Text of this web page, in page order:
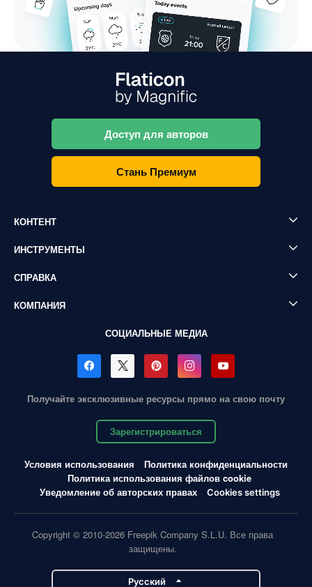
Доступ для авторов
Стань Премиум
КОНТЕНТ
ИНСТРУМЕНТЫ
СПРАВКА
КОМПАНИЯ
СОЦИАЛЬНЫЕ МЕДИА
Получайте эксклюзивные ресурсы прямо на свою почту
Зарегистрироваться
Условия использования
Политика конфиденциальности
Политика использования файлов cookie
Уведомление об авторских правах
Cookies settings
Copyright © 2010-2026 Freepik Company S.L.U. Все права
защищены.
Pусский